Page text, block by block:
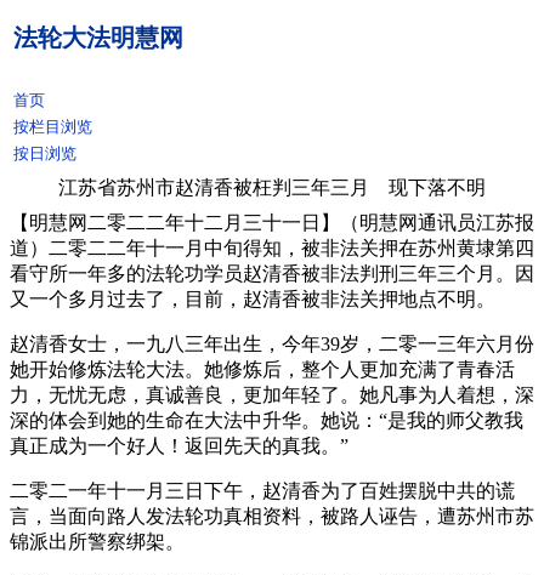
法轮大法明慧网
首页
按栏目浏览
按日浏览
江苏省苏州市赵清香被枉判三年三月 现下落不明
【明慧网二零二二年十二月三十一日】（明慧网通讯员江苏报
道）二零二二年十一月中旬得知，被非法关押在苏州黄埭第四
看守所一年多的法轮功学员赵清香被非法判刑三年三个月。因
又一个多月过去了，目前，赵清香被非法关押地点不明。
赵清香女士，一九八三年出生，今年39岁，二零一三年六月份
她开始修炼法轮大法。她修炼后，整个人更加充满了青春活
力，无忧无虑，真诚善良，更加年轻了。她凡事为人着想，深
深的体会到她的生命在大法中升华。她说：“是我的师父教我
真正成为一个好人！返回先天的真我。”
二零二一年十一月三日下午，赵清香为了百姓摆脱中共的谎
言，当面向路人发法轮功真相资料，被路人诬告，遭苏州市苏
锦派出所警察绑架。